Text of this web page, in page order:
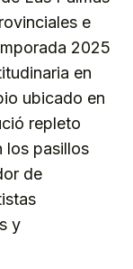
e
2025
en
ubicado en
repleto
los pasillos
de
y